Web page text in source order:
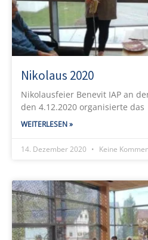
Nikolaus 2020
Nikolausfeier Benevit IAP an
den 4.12.2020 organisierte das
WEITERLESEN »
14. Dezember 2020 Keine